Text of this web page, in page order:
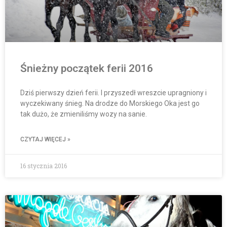
Śnieżny początek ferii 2016
Dziś pierwszy dzień ferii. I przyszedł wreszcie upragniony i
wyczekiwany śnieg. Na drodze do Morskiego Oka jest go
tak dużo, że zmieniliśmy wozy na sanie.
CZYTAJ WIĘCEJ »
16 stycznia 2016